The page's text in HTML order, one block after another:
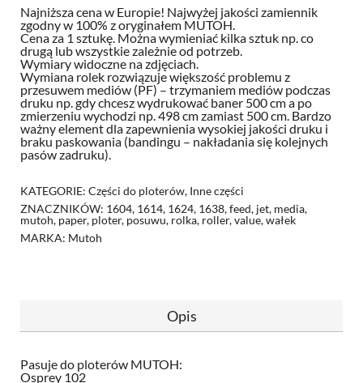
1638
Spitfire
Rockhopper
Viper
Ospray
Falcon
Toucan
Najniższa cena w Europie! Najwyżej jakości zamiennik
zgodny w 100% z oryginałem MUTOH.
Cena za 1 sztukę. Można wymieniać kilka sztuk np. co
drugą lub wszystkie zależnie od potrzeb.
Wymiary widoczne na zdjęciach.
Wymiana rolek rozwiązuje większość problemu z
przesuwem mediów (PF) – trzymaniem mediów podczas
druku np. gdy chcesz wydrukować baner 500 cm a po
zmierzeniu wychodzi np. 498 cm zamiast 500 cm. Bardzo
ważny element dla zapewnienia wysokiej jakości druku i
braku paskowania (bandingu – nakładania się kolejnych
pasów zadruku).
KATEGORIE: Części do ploterów, Inne części
ZNACZNIKÓW: 1604, 1614, 1624, 1638,feed, jet, media,
mutoh, paper, ploter, posuwu, rolka, roller,value,wałek
MARKA: Mutoh
Opis
Pasuje do ploterów MUTOH:
Osprey 102